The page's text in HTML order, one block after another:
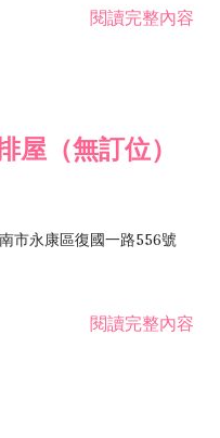
不動產租賃業 I503010
閱讀完整內容
屋（無訂位）
市永康區復國一路556號
閱讀完整內容